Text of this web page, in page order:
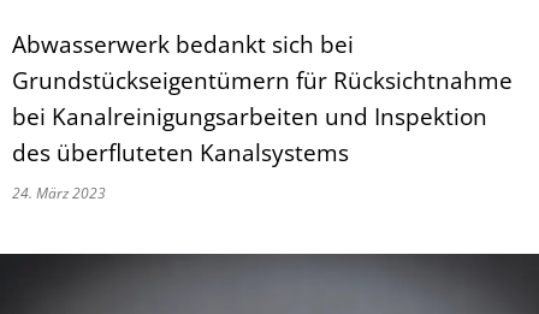
Abwasserwerk bedankt sich bei
Grundstückseigentümern für Rücksichtnahme
bei Kanalreinigungsarbeiten und Inspektion
des überfluteten Kanalsystems
24. März 2023